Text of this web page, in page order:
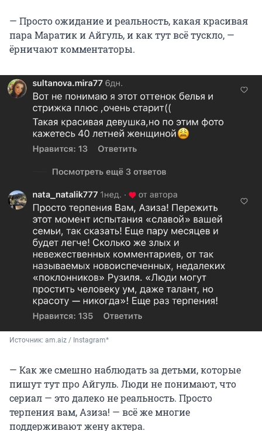
— Просто ожидание и реальность, какая красивая
пара Маратик и Айгуль, и как тут всё тускло, —
ёрничают комментаторы.
Источник: am.aiz / Instagram*
— Как же смешно наблюдать за детьми, которые
пишут тут про Айгуль. Люди не понимают, что
сериал — это далеко не реальность. Просто
терпения вам, Азиза! — всё же многие
поддерживают жену актера.